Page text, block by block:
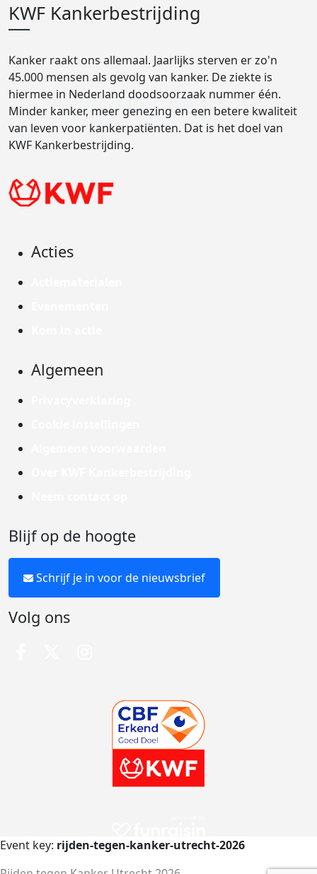
KWF Kankerbestrijding
Kanker raakt ons allemaal. Jaarlijks sterven er zo'n
45.000 mensen als gevolg van kanker. De ziekte is
hiermee in Nederland doodsoorzaak nummer één.
Minder kanker, meer genezing en een betere kwaliteit
van leven voor kankerpatiënten. Dat is het doel van
KWF Kankerbestrijding.
Acties
Algemeen
Blijf op de hoogte
Schrijf je in voor de nieuwsbrief
Volg ons
Event key: rijden-tegen-kanker-utrecht-2026